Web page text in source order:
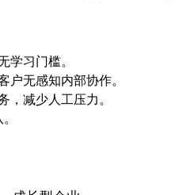
学习门槛。
户无感知内部协作。
，减少人工压力。